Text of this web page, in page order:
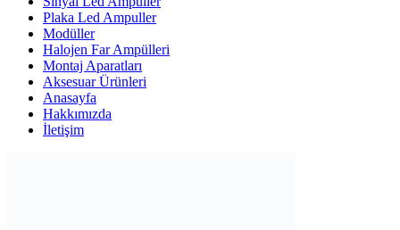
Plaka Led Ampuller
Modüller
Halojen Far Ampülleri
Montaj Aparatları
Aksesuar Ürünleri
Anasayfa
Hakkımızda
İletişim